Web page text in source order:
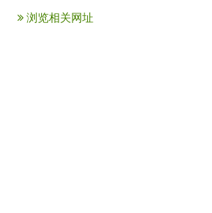
浏览相关网址